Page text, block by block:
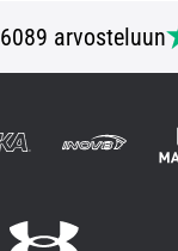
6089 arvosteluun